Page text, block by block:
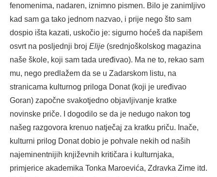
fenomenima, nadaren, iznimno pismen. Bilo je zanimljivo
kad sam ga tako jednom nazvao, i prije nego što sam
dospio išta kazati, uskočio je: sigurno hoćeš da napišem
osvrt na posljednji broj Elije (srednjoškolskog magazina
naše škole, koji sam tada uređivao). Ma ne to, rekao sam
mu, nego predlažem da se u Zadarskom listu, na
stranicama kulturnog priloga Donat (koji je uređivao
Goran) započne svakotjedno objavljivanje kratke
novinske priče. I dogodilo se da je nedugo nakon tog
našeg razgovora krenuo natječaj za kratku priču. Inače,
kulturni prilog Donat dobio je pohvale nekih od naših
najeminentnijih književnih kritičara i kulturnjaka,
primjerice akademika Tonka Maroevića, Zdravka Zime itd.